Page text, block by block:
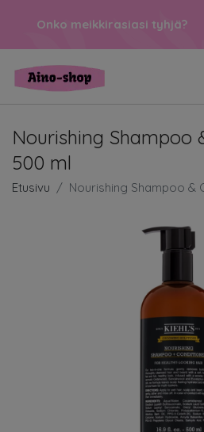
Onko meikkirasiasi tyhjä?
Nourishing Shampoo
500 ml
Etusivu Nourishing Shampoo &